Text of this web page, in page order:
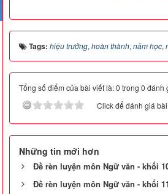
Tags: hiệu trưởng, hoàn thành, năm học,
Tổng số điểm của bài viết là: 0 trong 0 đánh
Click để đánh giá
Những tin mới hơn
Đề rèn luyện môn Ngữ văn - khối
Đề rèn luyện môn Ngữ văn - khối